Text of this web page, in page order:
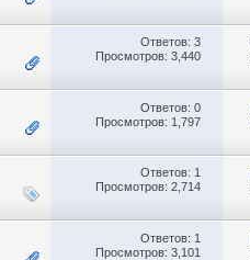
Ответов: 3
Просмотров: 3,440
Ответов: 0
Просмотров: 1,797
Ответов: 1
Просмотров: 2,714
Ответов: 1
Просмотров: 3,101